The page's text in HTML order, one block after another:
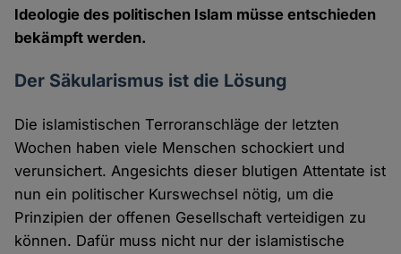
Ideologie des politischen Islam müsse entschieden
bekämpft werden.
Der Säkularismus ist die Lösung
Die islamistischen Terroranschläge der letzten
Wochen haben viele Menschen schockiert und
verunsichert. Angesichts dieser blutigen Attentate ist
nun ein politischer Kurswechsel nötig, um die
Prinzipien der offenen Gesellschaft verteidigen zu
können. Dafür muss nicht nur der islamistische